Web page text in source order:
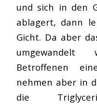
und sich in den
ablagert, dann
Gicht. Da aber
Betroffenen
nehmen aber in
die